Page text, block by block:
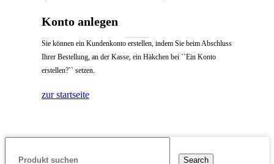
Konto anlegen
Sie können ein Kundenkonto erstellen, indem Sie beim Abschluss
Ihrer Bestellung, an der Kasse, ein Häkchen bei ``Ein Konto
erstellen?`` setzen.
zur startseite
Search